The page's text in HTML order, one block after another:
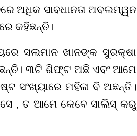
ଅଧିକ ସାବଧାନତା ଅବଲମ୍ୱନ
କହିଛନ୍ତି।
ସଲମାନ ଖାନଙ୍କ ସୁରକ୍ଷା
୩ଟି ଶିଫ୍ଟ ଅଛି ଏବଂ ଆମେ
ସଂଖ୍ୟାରେ ମହିଳା ବି ଅଛନ୍ତି।
, ତ ଆମେ କେବେ ସାଲିସ୍‌ କରୁ